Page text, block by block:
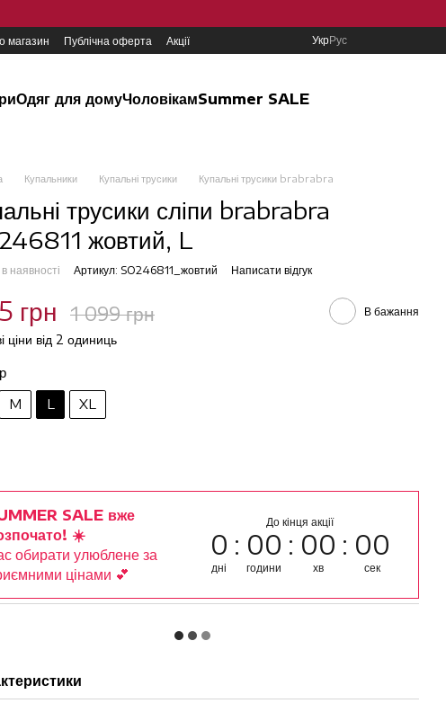
магазин Публічна оферта Акції УкрРус
Одяг для домуЧоловікамSummer SALE
Купальники Купальні трусики Купальні трусики brabrabra
трусики сліпи brabrabra
жовтий, L
наявності Артикул: SO246811_жовтий Написати відгук
грн 1 099 грн В бажання
ціни від 2 одиниць
M L XL
SALE вже
☀️
обирати улюблене за
цінами 💕
До кінця акції
0
дні
00
години
00
хв
00
сек